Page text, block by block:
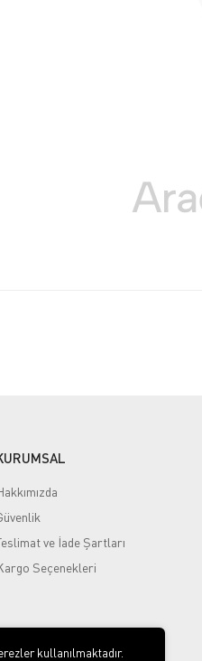
ve İade Şartları
Seçenekleri
kullanılmaktadır.